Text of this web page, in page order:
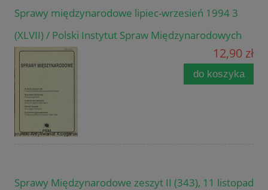
Sprawy międzynarodowe lipiec-wrzesień 1994 3
(XLVII) / Polski Instytut Spraw Międzynarodowych
12,90 zł
do koszyka
Sprawy Międzynarodowe zeszyt II (343), 11 listopad